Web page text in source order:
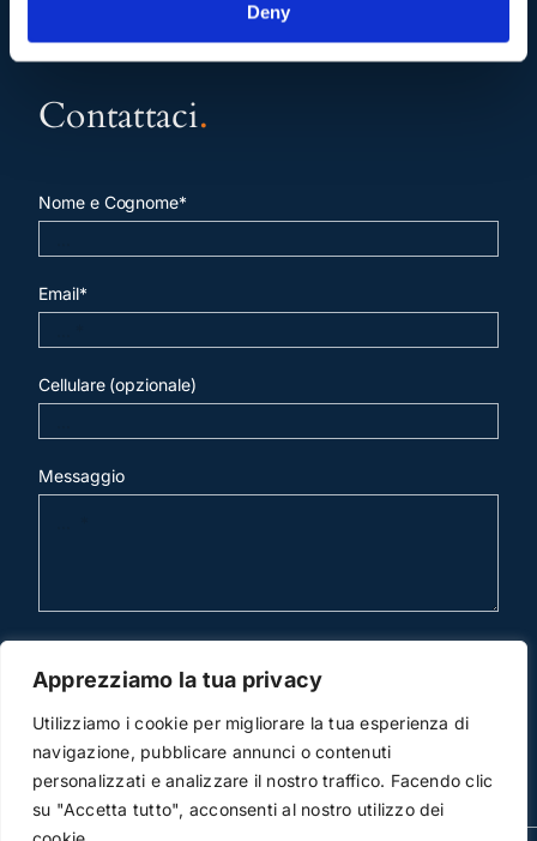
Deny
Apprezziamo la tua privacy
Utilizziamo i cookie per migliorare la tua esperienza di
navigazione, pubblicare annunci o contenuti
personalizzati e analizzare il nostro traffico. Facendo clic
su "Accetta tutto", acconsenti al nostro utilizzo dei
Contattaci.
Nome e Cognome*
Email*
Cellulare (opzionale)
Messaggio
invia mail